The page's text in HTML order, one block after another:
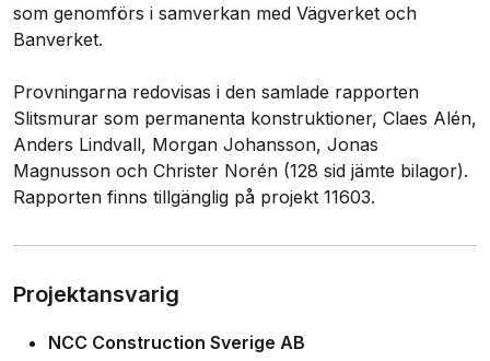
som genomförs i samverkan med Vägverket och
Banverket.
Provningarna redovisas i den samlade rapporten
Slitsmurar som permanenta konstruktioner, Claes Alén,
Anders Lindvall, Morgan Johansson, Jonas
Magnusson och Christer Norén (128 sid jämte bilagor).
Rapporten finns tillgänglig på projekt 11603.
Projektansvarig
NCC Construction Sverige AB